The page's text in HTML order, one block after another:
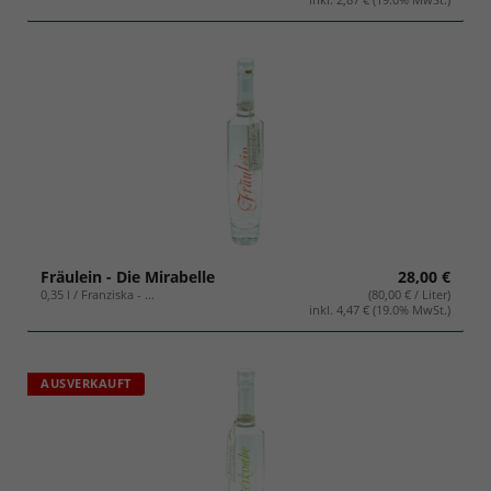
Fräulein - Die Mirabelle
0,35 l / Franziska - ...
28,00 €
(80,00 € / Liter)
inkl. 4,47 € (19.0% MwSt.)
AUSVERKAUFT